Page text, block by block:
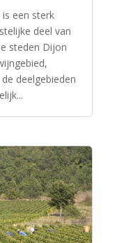
een sterk
deel van
steden Dijon
deelgebieden